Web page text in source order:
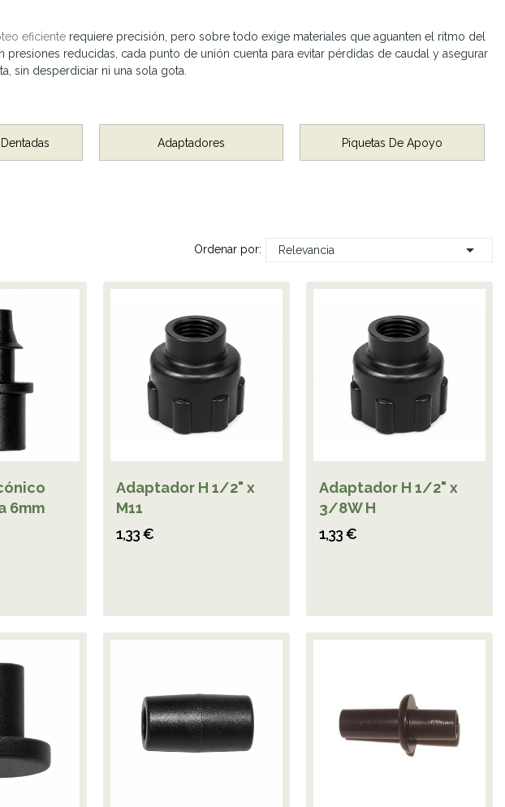
eficienterequiere precisión, pero sobre todo exige materiales que aguanten el ritmo del
reducidas, cada punto de unión cuenta para evitar pérdidas de caudal y asegurar
sin desperdiciar ni una sola gota.
Adaptadores Piquetas De Apoyo
Ordenar por: Relevancia 
6mm
Adaptador H 1/2" x
M11
1,33 €
Adaptador H 1/2" x
3/8W H
1,33 €